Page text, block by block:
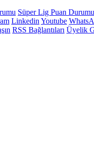
Süper Lig Puan
Linkedin Youtube
RSS Bağlantıları Üyelik